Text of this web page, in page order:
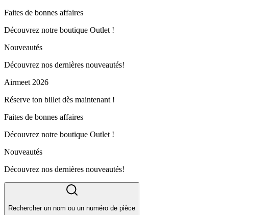
Faites de bonnes affaires
Découvrez notre boutique Outlet !
Nouveautés
Découvrez nos dernières nouveautés!
Airmeet 2026
Réserve ton billet dès maintenant !
Faites de bonnes affaires
Découvrez notre boutique Outlet !
Nouveautés
Découvrez nos dernières nouveautés!
Rechercher un nom ou un numéro de pièce